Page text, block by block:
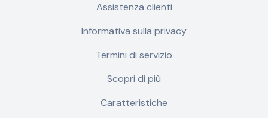
Assistenza clienti
Informativa sulla privacy
Termini di servizio
Scopri di più
Caratteristiche